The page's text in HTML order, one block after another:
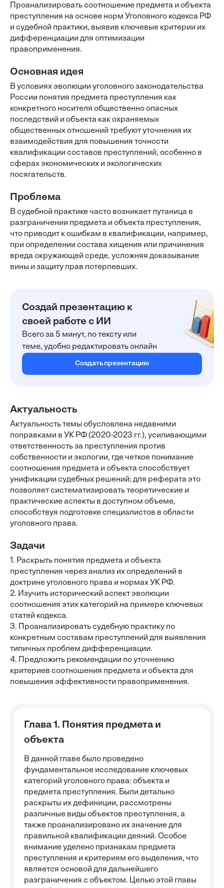
Проанализировать соотношение предмета и объекта
преступления на основе норм Уголовного кодекса РФ
и судебной практики, выявив ключевые критерии их
дифференциации для оптимизации
правоприменения.
Основная идея
В условиях эволюции уголовного законодательства
России понятия предмета преступления как
конкретного носителя общественно опасных
последствий и объекта как охраняемых
общественных отношений требуют уточнения их
взаимодействия для повышения точности
квалификации составов преступлений, особенно в
сферах экономических и экологических
посягательств.
Проблема
В судебной практике часто возникает путаница в
разграничении предмета и объекта преступления,
что приводит к ошибкам в квалификации, например,
при определении состава хищения или причинения
вреда окружающей среде, усложняя доказывание
вины и защиту прав потерпевших.
Создай презентацию к
своей работе с ИИ
Всего за 5 минут, по тексту или
теме, удобно редактировать онлайн
Создать презентацию
Актуальность
Актуальность темы обусловлена недавними
поправками в УК РФ (2020-2023 гг.), усиливающими
ответственность за преступления против
собственности и экологии, где четкое понимание
соотношения предмета и объекта способствует
унификации судебных решений; для реферата это
позволяет систематизировать теоретические и
практические аспекты в доступном объеме,
способствуя подготовке специалистов в области
уголовного права.
Задачи
1. Раскрыть понятия предмета и объекта
преступления через анализ их определений в
доктрине уголовного права и нормах УК РФ.
2. Изучить исторический аспект эволюции
соотношения этих категорий на примере ключевых
статей кодекса.
3. Проанализировать судебную практику по
конкретным составам преступлений для выявления
типичных проблем дифференциации.
4. Предложить рекомендации по уточнению
критериев соотношения предмета и объекта для
повышения эффективности правоприменения.
Глава 1. Понятия предмета и
объекта
В данной главе было проведено
фундаментальное исследование ключевых
категорий уголовного права: объекта и
предмета преступления. Были детально
раскрыты их дефиниции, рассмотрены
различные виды объектов преступления, а
также проанализировано их значение для
правильной квалификации деяний. Особое
внимание уделено признакам предмета
преступления и критериям его выделения, что
является основой для дальнейшего
разграничения с объектом. Целью этой главы